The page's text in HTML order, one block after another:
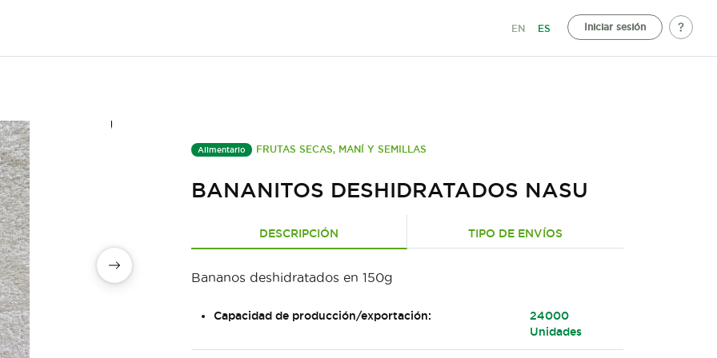
EN ES Iniciar sesión
Alimentario FRUTAS SECAS, MANÍ Y SEMILLAS
BANANITOS DESHIDRATADOS NASU
DESCRIPCIÓN TIPO DE ENVÍOS
Bananos deshidratados en 150g
Capacidad de producción/exportación:
24000
Unidades